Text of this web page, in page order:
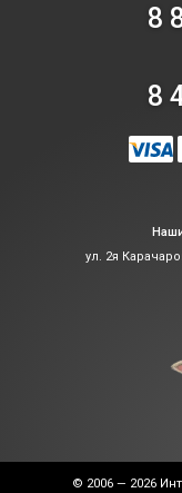
8
8
ул. 2я
© 2006 — 2026